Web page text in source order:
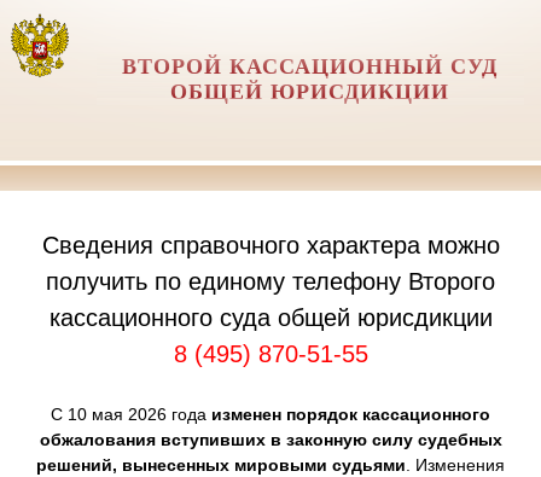
ВТОРОЙ КАССАЦИОННЫЙ СУД
ОБЩЕЙ ЮРИСДИКЦИИ
Сведения справочного характера можно
получить по единому телефону Второго
кассационного суда общей юрисдикции
8 (495) 870-51-55
С 10 мая 2026 года изменен порядок кассационного
обжалования вступивших в законную силу судебных
решений, вынесенных мировыми судьями . Изменения